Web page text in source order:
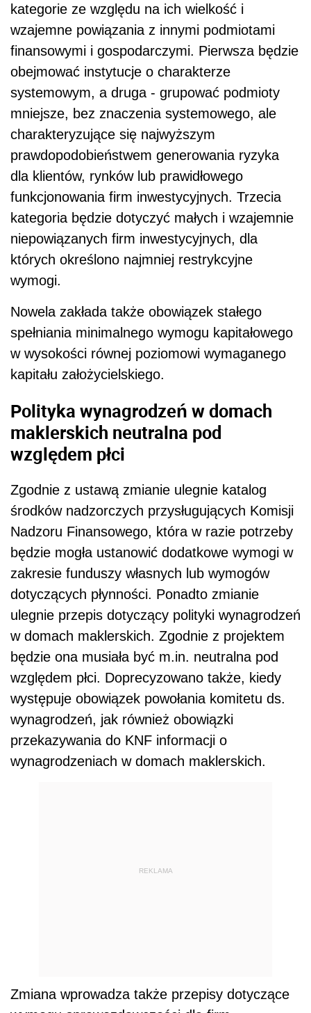
kategorie ze względu na ich wielkość i
wzajemne powiązania z innymi podmiotami
finansowymi i gospodarczymi. Pierwsza będzie
obejmować instytucje o charakterze
systemowym, a druga - grupować podmioty
mniejsze, bez znaczenia systemowego, ale
charakteryzujące się najwyższym
prawdopodobieństwem generowania ryzyka
dla klientów, rynków lub prawidłowego
funkcjonowania firm inwestycyjnych. Trzecia
kategoria będzie dotyczyć małych i wzajemnie
niepowiązanych firm inwestycyjnych, dla
których określono najmniej restrykcyjne
wymogi.
Nowela zakłada także obowiązek stałego
spełniania minimalnego wymogu kapitałowego
w wysokości równej poziomowi wymaganego
kapitału założycielskiego.
Polityka wynagrodzeń w domach
maklerskich neutralna pod
względem płci
Zgodnie z ustawą zmianie ulegnie katalog
środków nadzorczych przysługujących Komisji
Nadzoru Finansowego, która w razie potrzeby
będzie mogła ustanowić dodatkowe wymogi w
zakresie funduszy własnych lub wymogów
dotyczących płynności. Ponadto zmianie
ulegnie przepis dotyczący polityki wynagrodzeń
w domach maklerskich. Zgodnie z projektem
będzie ona musiała być m.in. neutralna pod
względem płci. Doprecyzowano także, kiedy
występuje obowiązek powołania komitetu ds.
wynagrodzeń, jak również obowiązki
przekazywania do KNF informacji o
wynagrodzeniach w domach maklerskich.
REKLAMA
Zmiana wprowadza także przepisy dotyczące